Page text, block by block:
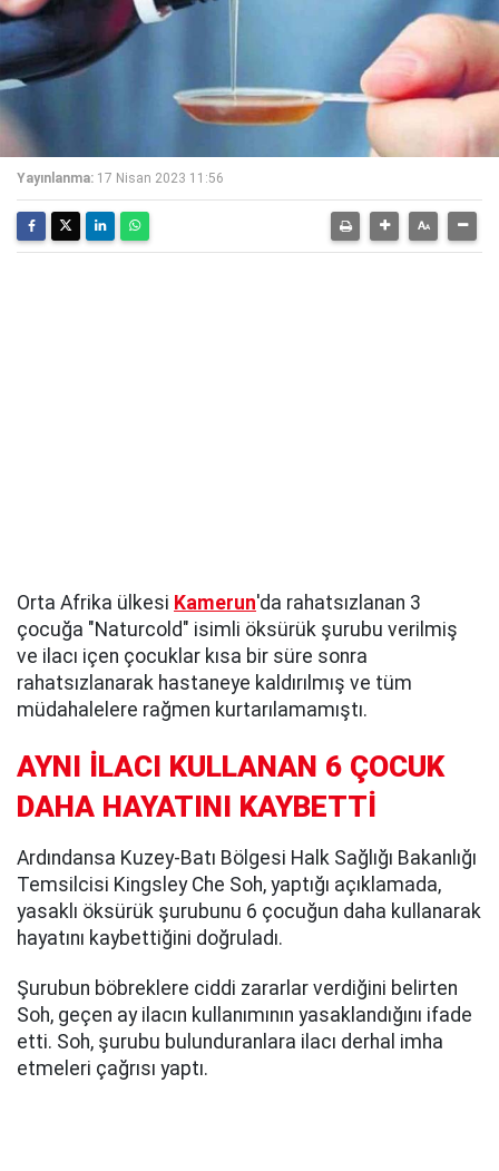
Yayınlanma: 17 Nisan 2023 11:56
Orta Afrika ülkesi Kamerun'da rahatsızlanan 3
çocuğa "Naturcold" isimli öksürük şurubu verilmiş
ve ilacı içen çocuklar kısa bir süre sonra
rahatsızlanarak hastaneye kaldırılmış ve tüm
müdahalelere rağmen kurtarılamamıştı.
AYNI İLACI KULLANAN 6 ÇOCUK
DAHA HAYATINI KAYBETTİ
Ardındansa Kuzey-Batı Bölgesi Halk Sağlığı Bakanlığı
Temsilcisi Kingsley Che Soh, yaptığı açıklamada,
yasaklı öksürük şurubunu 6 çocuğun daha kullanarak
hayatını kaybettiğini doğruladı.
Şurubun böbreklere ciddi zararlar verdiğini belirten
Soh, geçen ay ilacın kullanımının yasaklandığını ifade
etti. Soh, şurubu bulunduranlara ilacı derhal imha
etmeleri çağrısı yaptı.